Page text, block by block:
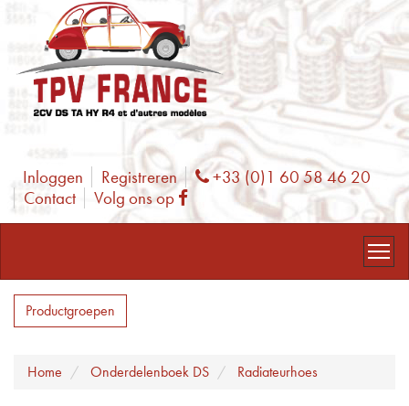
Inloggen Registreren Phone
+33 (0)1 60 58 46 20
Contact
Volg ons op Facebook
Productgroepen
Home Onderdelenboek DS Radiateurhoes